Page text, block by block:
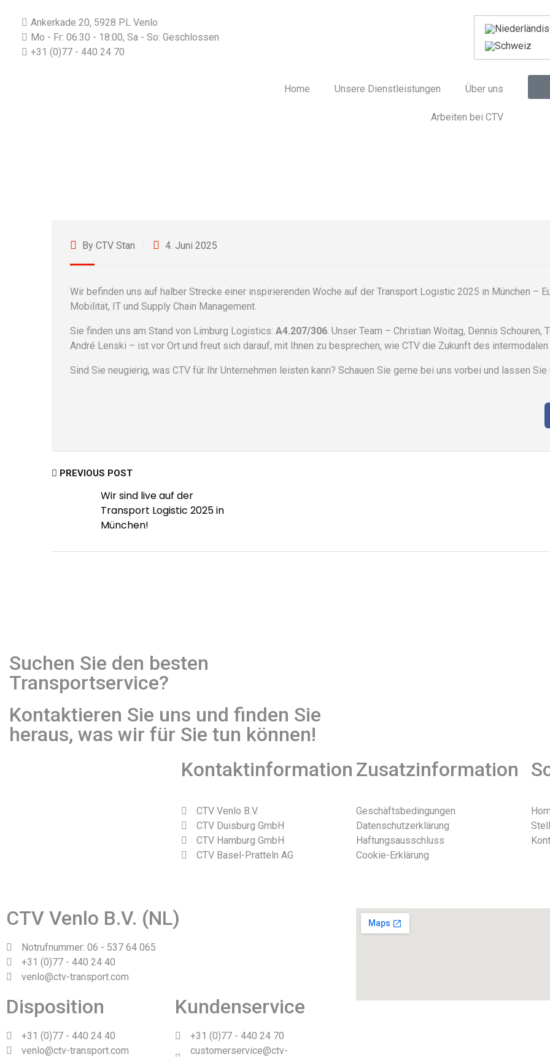
Ankerkade 20, 5928 PL Venlo
Mo - Fr: 06:30 - 18:00, Sa - So: Geschlossen
+31 (0)77 - 440 24 70
Home Unsere Dienstleistungen Über uns
Arbeiten bei CTV
By CTV Stan 4. Juni 2025
Wir befinden uns auf halber Strecke einer inspirierenden Woche auf der Transport Logistic 2025 in München –
Mobilität, IT und Supply Chain Management.
Sie finden uns am Stand von Limburg Logistics: A4.207/306. Unser Team – Christian Woitag, Dennis Schouren,
André Lenski – ist vor Ort und freut sich darauf, mit Ihnen zu besprechen, wie CTV die Zukunft des
Sind Sie neugierig, was CTV für Ihr Unternehmen leisten kann? Schauen Sie gerne bei uns vorbei und lassen
PREVIOUS POST
Wir sind live auf der
Transport Logistic 2025 in
München!
Suchen Sie den besten
Transportservice?
Kontaktieren Sie uns und finden Sie
heraus, was wir für Sie tun können!
Kontaktinformation
CTV Venlo B.V.
CTV Duisburg GmbH
CTV Hamburg GmbH
CTV Basel-Pratteln AG
Zusatzinformation
Geschäftsbedingungen
Datenschutzerklärung
Haftungsausschluss
Cookie-Erklärung
CTV Venlo B.V. (NL)
Notrufnummer: 06 - 537 64 065
+31 (0)77 - 440 24 40
venlo@ctv-transport.com
Disposition
+31 (0)77 - 440 24 40
venlo@ctv-transport.com
Kundenservice
+31 (0)77 - 440 24 70
customerservice@ctv-